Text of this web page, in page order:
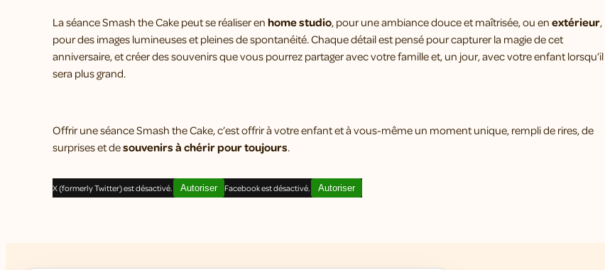
La séance Smash the Cake peut se réaliser enhome studio, pour une ambiance douce et maîtrisée, ou enextérieur,
pour des images lumineuses et pleines de spontanéité. Chaque détail est pensé pour capturer la magie de cet
anniversaire, et créer des souvenirs que vous pourrez partager avec votre famille et, un jour, avec votre enfant lorsqu’il
sera plus grand.
Offrir une séance Smash the Cake, c’est offrir à votre enfant et à vous-même un moment unique, rempli de rires, de
surprises et desouvenirs à chérir pour toujours.
X (formerly Twitter) est désactivé. Autoriser Facebook est désactivé. Autoriser